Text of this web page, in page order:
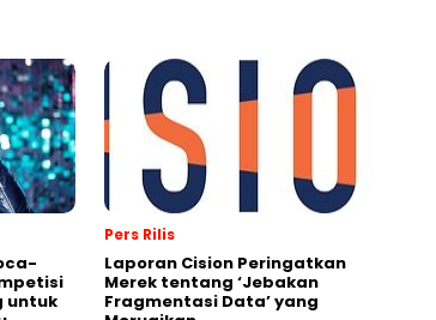
untuk
Pers Rilis
Laporan Cision Peringatkan
Merek tentang ‘Jebakan
Fragmentasi Data’ yang